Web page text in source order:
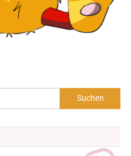
Suchen
nach: